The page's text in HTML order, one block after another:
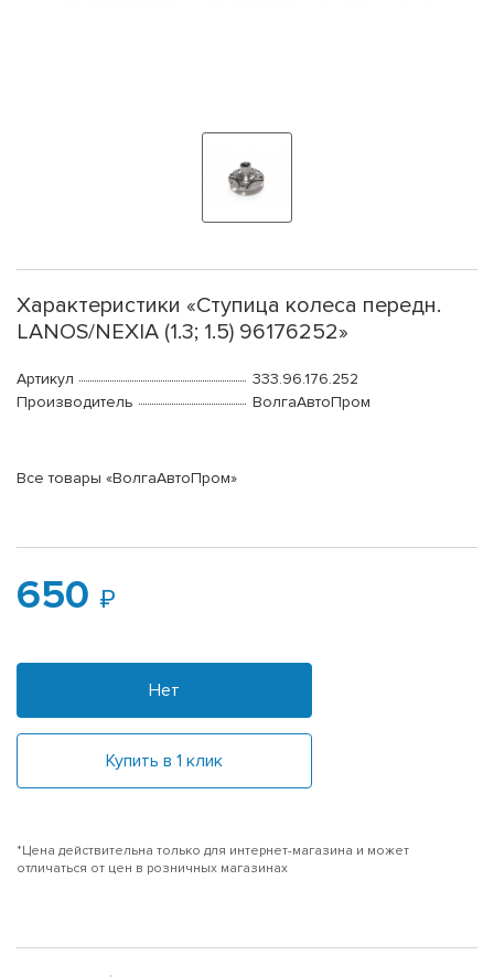
Характеристики «Ступица колеса передн.
LANOS/NEXIA (1.3; 1.5) 96176252»
Артикул
333.96.176.252
Производитель
ВолгаАвтоПром
Все товары «ВолгаАвтоПром»
650
Нет
Купить в 1 клик
*Цена действительна только для интернет-магазина и может
отличаться от цен в розничных магазинах